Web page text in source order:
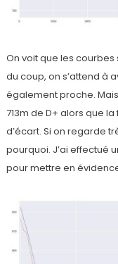
On voit que les
du coup, on s’attend à
également proche.
713m de D+ alors que
d’écart. Si on regarde
pourquoi. J’ai effectué
pour mettre en